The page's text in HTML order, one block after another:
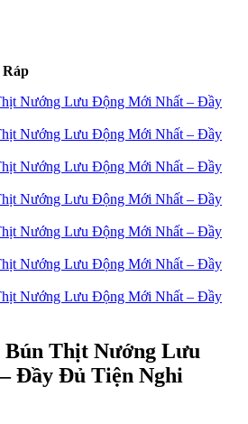
Ráp
Bún Thịt Nướng Lưu
Đầy Đủ Tiện Nghi